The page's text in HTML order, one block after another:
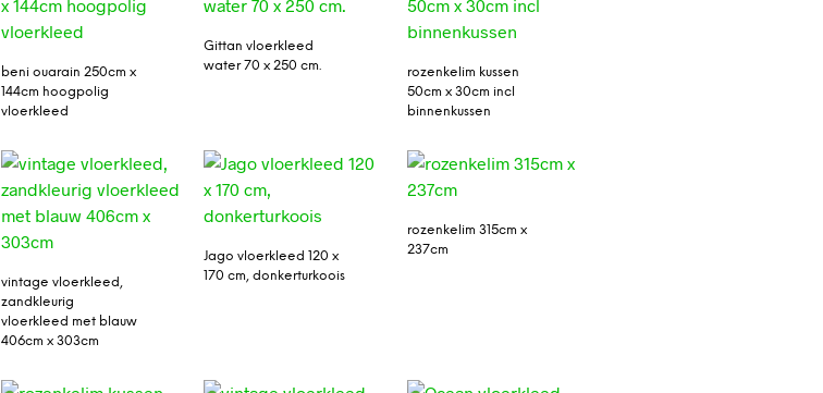
beni ouarain 250cm x
144cm hoogpolig
vloerkleed
Gittan vloerkleed
water 70 x 250 cm.
rozenkelim kussen
50cm x 30cm incl
binnenkussen
vintage vloerkleed,
zandkleurig
vloerkleed met blauw
406cm x 303cm
Jago vloerkleed 120 x
170 cm, donkerturkoois
rozenkelim 315cm x
237cm